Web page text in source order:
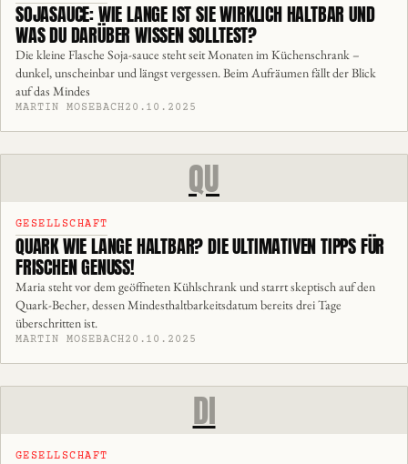
SOJASAUCE: WIE LANGE IST SIE WIRKLICH HALTBAR UND
WAS DU DARÜBER WISSEN SOLLTEST?
Die kleine Flasche Soja-sauce steht seit Monaten im Küchenschrank –
dunkel, unscheinbar und längst vergessen. Beim Aufräumen fällt der Blick
auf das Mindes
MARTIN MOSEBACH20.10.2025
QU
GESELLSCHAFT
QUARK WIE LANGE HALTBAR? DIE ULTIMATIVEN TIPPS FÜR
FRISCHEN GENUSS!
Maria steht vor dem geöffneten Kühlschrank und starrt skeptisch auf den
Quark-Becher, dessen Mindesthaltbarkeitsdatum bereits drei Tage
überschritten ist.
MARTIN MOSEBACH20.10.2025
DI
GESELLSCHAFT